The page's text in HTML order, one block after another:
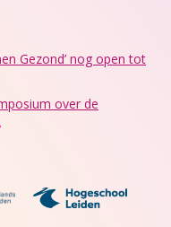
Gezond’ nog open tot
over de